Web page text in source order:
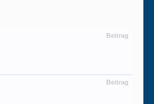
Beitrag
Beitrag